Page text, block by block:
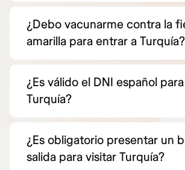
¿Debo vacunarme contra la
amarilla para entrar a Turquía?
¿Es válido el DNI español
Turquía?
¿Es obligatorio presentar un
salida para visitar Turquía?